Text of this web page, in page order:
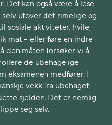
Det kan også være å lese
selv utover det rimelige og
sosiale aktiviteter, hvile,
mat – eller føre en indre
den måten forsøker vi å
de ubehagelige
eksamenen medfører. I
vekk fra ubehaget,
sjelden. Det er nemlig
seg selv.